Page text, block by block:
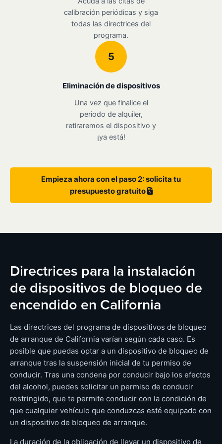
calibración periódicas y siga
todas las directrices del
programa.
5
Eliminación de dispositivos
Una vez que finalice el
periodo de alquiler,
retiraremos el dispositivo y
¡ya está!
Empieza ahora con el paso 2: solicita tu
presupuesto gratuito
Directrices para la instalación
de dispositivos de bloqueo de
encendido en California
Las directrices del programa de dispositivos de bloqueo
de arranque de California varían según cada caso. Es
posible que puedas optar a un dispositivo de bloqueo de
arranque tras la suspensión inicial de tu permiso de
conducir. Tras una condena por conducir bajo los efectos
del alcohol, puedes solicitar un permiso de conducir
restringido, que te permite conducir con la condición de
que cualquier vehículo que conduzcas esté equipado con
un dispositivo de bloqueo de arranque.
La duración de la obligación de llevar un dispositivo de